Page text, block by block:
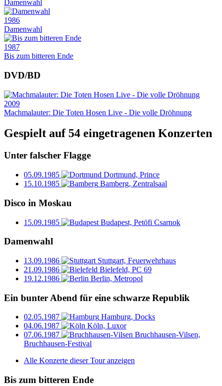
Damenwahl
1986
Damenwahl
1987
Bis zum bitteren Ende
DVD/BD
2009
Machmalauter: Die Toten Hosen Live - Die volle Dröhnung
Gespielt auf 54 eingetragenen Konzerten
Unter falscher Flagge
05.09.1985
Dortmund, Prince
15.10.1985
Bamberg, Zentralsaal
Disco in Moskau
15.09.1985 Budapest, Petöfi Csarnok
Damenwahl
13.09.1986
Stuttgart, Feuerwehrhaus
21.09.1986
Bielefeld, PC 69
19.12.1986
Berlin, Metropol
Ein bunter Abend für eine schwarze Republik
02.05.1987
Hamburg, Docks
04.06.1987
Köln, Luxor
07.06.1987
Bruchhausen-Vilsen,
Bruchhausen-Festival
Alle Konzerte dieser Tour anzeigen
Bis zum bitteren Ende